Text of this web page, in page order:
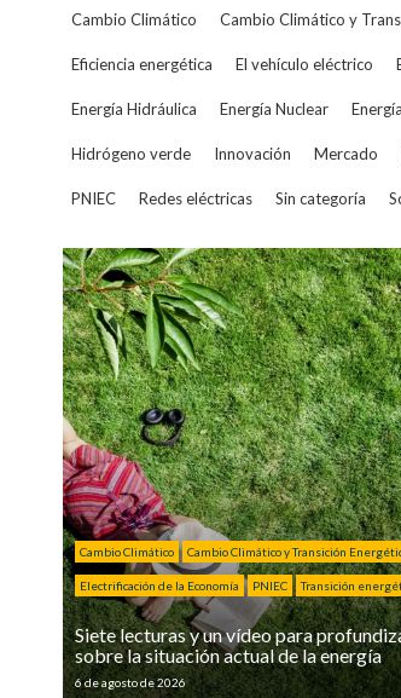
Cambio Climático Cambio Climático y
Eficiencia energética El vehículo eléctrico
Energía Hidráulica Energía Nuclear
Hidrógeno verde Innovación Mercado
PNIEC Redes eléctricas Sin categoría
Cambio Climático Cambio Climático y Transición
Electrificación de la Economía PNIEC Transición
Siete lecturas y un vídeo para
sobre la situación actual de la energía
6 de agosto de 2026